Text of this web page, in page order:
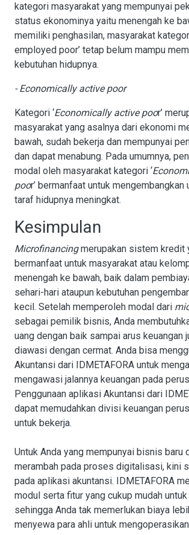
kategori masyarakat yang mempunyai
status ekonominya yaitu menengah ke
memiliki penghasilan, masyarakat
employed poor’ tetap belum mampu
kebutuhan hidupnya.
- Economically active poor
Kategori ‘Economically active poor’
masyarakat yang asalnya dari ekonomi
bawah, sudah bekerja dan mempunyai
dan dapat menabung. Pada umumnya,
modal oleh masyarakat kategori ‘
poor’ bermanfaat untuk mengembangkan
taraf hidupnya meningkat.
Kesimpulan
Microfinancingmerupakan sistem kredit
bermanfaat untuk masyarakat atau
menengah ke bawah, baik dalam
sehari-hari ataupun kebutuhan
kecil. Setelah memperoleh modal dari
sebagai pemilik bisnis, Anda
uang dengan baik sampai arus keuangan
diawasi dengan cermat. Anda bisa
Akuntansi dari IDMETAFORA untuk
mengawasi jalannya keuangan pada
Penggunaan aplikasi Akuntansi dari
dapat memudahkan divisi keuangan
untuk bekerja.
Untuk Anda yang mempunyai bisnis baru
merambah pada proses digitalisasi, kini
pada aplikasi akuntansi. IDMETAFORA
modul serta fitur yang cukup mudah
sehingga Anda tak memerlukan biaya
menyewa para ahli untuk